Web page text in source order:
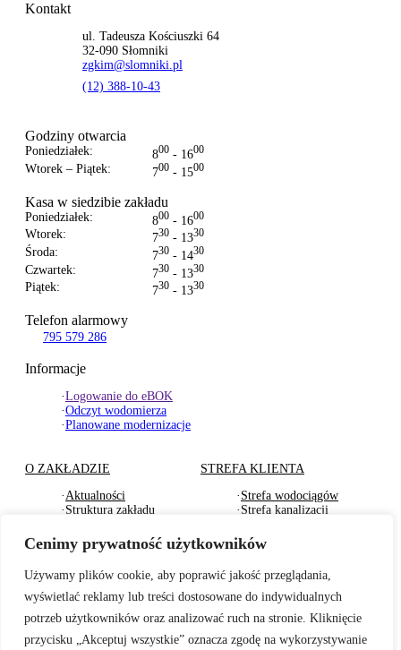
Cenimy prywatność użytkowników
Używamy plików cookie, aby poprawić jakość przeglądania,
wyświetlać reklamy lub treści dostosowane do indywidualnych
potrzeb użytkowników oraz analizować ruch na stronie. Kliknięcie
przycisku „Akceptuj wszystkie” oznacza zgodę na wykorzystywanie
Kontakt
ul. Tadeusza Kościuszki 64
32-090 Słomniki
zgkim@slomniki.pl
(12) 388-10-43
Godziny otwarcia
Poniedziałek: 800 - 1600
Wtorek – Piątek: 700 - 1500
Kasa w siedzibie zakładu
Poniedziałek: 800 - 1600
Wtorek: 730 - 1330
Środa: 730 - 1430
Czwartek: 730 - 1330
Piątek: 730 - 1330
Telefon alarmowy
795 579 286
Informacje
·Logowanie do eBOK
·Odczyt wodomierza
·Planowane modernizacje
O ZAKŁADZIE
· Aktualności
· Struktura zakładu
·Oferty pracy
STREFA KLIENTA
· Strefa wodociągów
· Strefa kanalizacji
komunalnych
·Strefa odbioru odpadów
BADANIA WODY
·Badania wewnętrzne wody
TARYFY I CENNIKI
·Za zbiorowe zaopatrzenie